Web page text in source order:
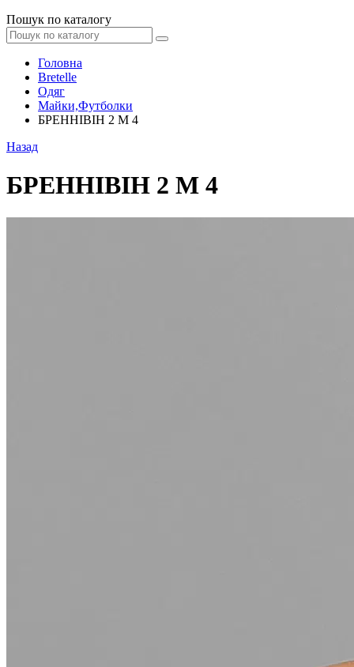
Пошук по каталогу
Головна
Bretelle
Одяг
Майки,Футболки
БРЕННІВІН 2 М 4
Назад
БРЕННІВІН 2 М 4